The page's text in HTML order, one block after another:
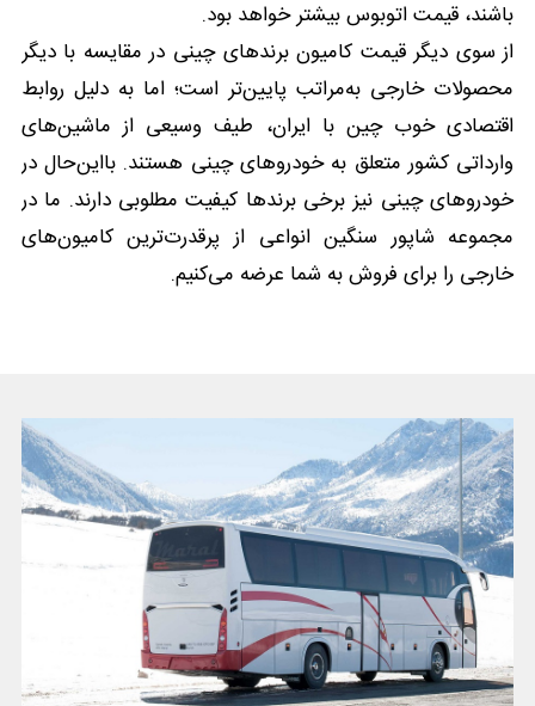
باشند، قیمت ا‌تو‌بو‌س بیشتر خواهد بود.
از سوی دیگر قیمت کامیون برندهای چینی در مقایسه با دیگر
محصولات خارجی به‌مراتب پایین‌تر است؛ اما به دلیل روابط
اقتصادی خوب چین با ایران، طیف وسیعی از ماشین‌های
وارداتی کشور متعلق به خودروهای چینی هستند. بااین‌حال در
خودرو‌های چینی نیز برخی برندها کیفیت مطلوبی دارند. ما در
مجموعه شاپور سنگین انواعی از پرقدرت‌ترین کامیون‌های
خارجی را برای فروش به شما عرضه می‌کنیم.